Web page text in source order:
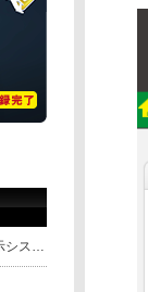
Yahoo!版モール内ランキング表示システム